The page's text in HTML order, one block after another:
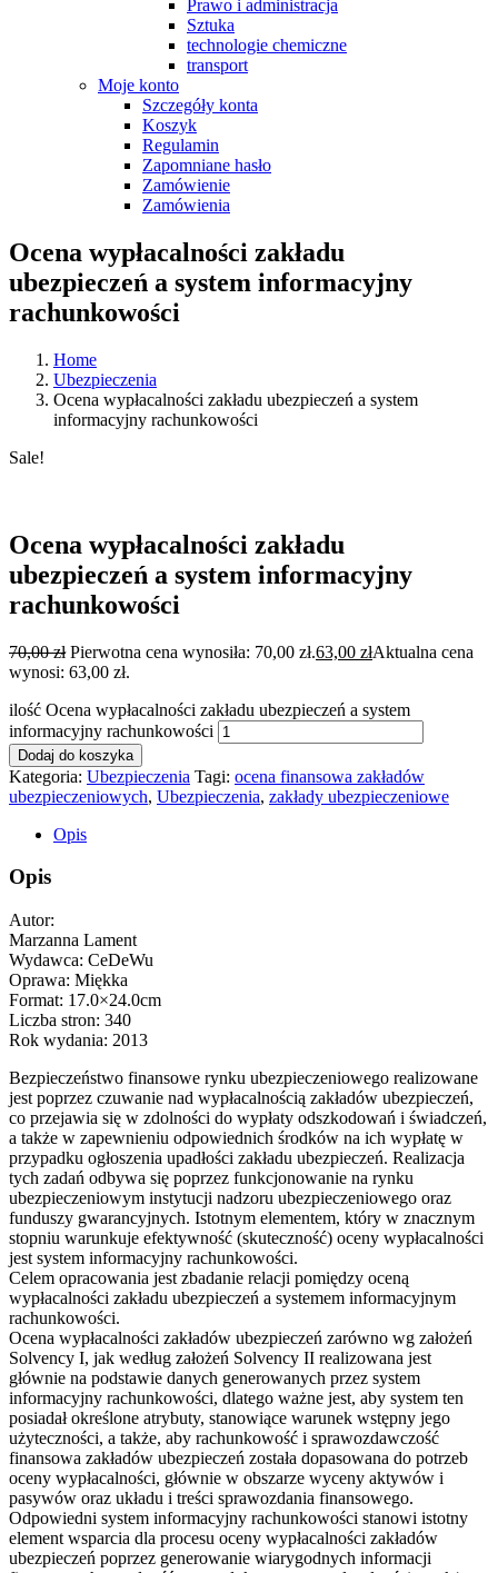
Prawo i administracja
Sztuka
technologie chemiczne
transport
Moje konto
Szczegóły konta
Koszyk
Regulamin
Zapomniane hasło
Zamówienie
Zamówienia
Ocena wypłacalności zakładu
ubezpieczeń a system informacyjny
rachunkowości
Home
Ubezpieczenia
Ocena wypłacalności zakładu ubezpieczeń a system
informacyjny rachunkowości
Sale!
Ocena wypłacalności zakładu
ubezpieczeń a system informacyjny
rachunkowości
70,00zł Pierwotna cena wynosiła: 70,00 zł.63,00 złAktualna cena
wynosi: 63,00 zł.
ilość Ocena wypłacalności zakładu ubezpieczeń a system
informacyjny rachunkowości
Dodaj do koszyka
Kategoria: Ubezpieczenia Tagi: ocena finansowa zakładów
ubezpieczeniowych, Ubezpieczenia, zakłady ubezpieczeniowe
Opis
Opis
Autor:
Marzanna Lament
Wydawca: CeDeWu
Oprawa: Miękka
Format: 17.0×24.0cm
Liczba stron: 340
Rok wydania: 2013
Bezpieczeństwo finansowe rynku ubezpieczeniowego realizowane
jest poprzez czuwanie nad wypłacalnością zakładów ubezpieczeń,
co przejawia się w zdolności do wypłaty odszkodowań i świadczeń,
a także w zapewnieniu odpowiednich środków na ich wypłatę w
przypadku ogłoszenia upadłości zakładu ubezpieczeń. Realizacja
tych zadań odbywa się poprzez funkcjonowanie na rynku
ubezpieczeniowym instytucji nadzoru ubezpieczeniowego oraz
funduszy gwarancyjnych. Istotnym elementem, który w znacznym
stopniu warunkuje efektywność (skuteczność) oceny wypłacalności
jest system informacyjny rachunkowości.
Celem opracowania jest zbadanie relacji pomiędzy oceną
wypłacalności zakładu ubezpieczeń a systemem informacyjnym
rachunkowości.
Ocena wypłacalności zakładów ubezpieczeń zarówno wg założeń
Solvency I, jak według założeń Solvency II realizowana jest
głównie na podstawie danych generowanych przez system
informacyjny rachunkowości, dlatego ważne jest, aby system ten
posiadał określone atrybuty, stanowiące warunek wstępny jego
użyteczności, a także, aby rachunkowość i sprawozdawczość
finansowa zakładów ubezpieczeń została dopasowana do potrzeb
oceny wypłacalności, głównie w obszarze wyceny aktywów i
pasywów oraz układu i treści sprawozdania finansowego.
Odpowiedni system informacyjny rachunkowości stanowi istotny
element wsparcia dla procesu oceny wypłacalności zakładów
ubezpieczeń poprzez generowanie wiarygodnych informacji